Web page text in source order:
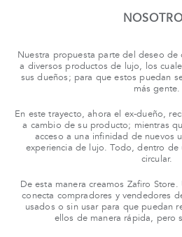
Nuestra propuesta parte del deseo
a diversos productos de lujo, los
sus dueños; para que estos puedan
más gente.
En este trayecto, ahora el ex-dueño,
a cambio de su producto; mientras
acceso a una infinidad de nuevos
experiencia de lujo. Todo, dentro
circular.
De esta manera creamos Zafiro Store.
conecta compradores y vendedores
usados o sin usar para que puedan
ellos de manera rápida, pero